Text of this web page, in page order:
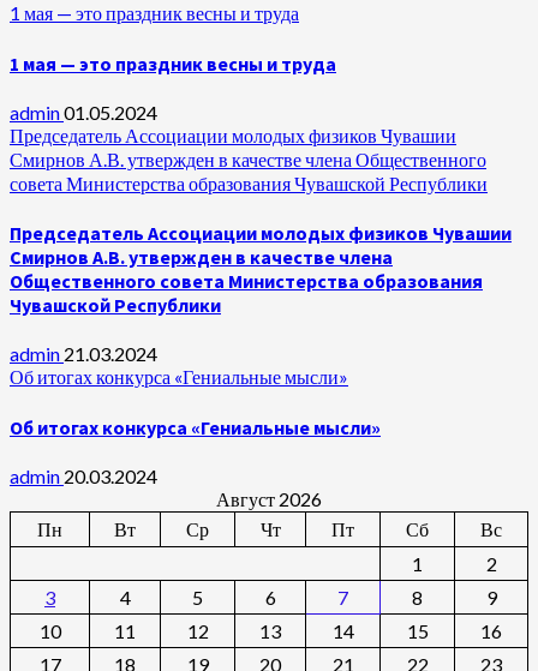
1 мая — это праздник весны и труда
1 мая — это праздник весны и труда
admin01.05.2024
Председатель Ассоциации молодых физиков Чувашии
Смирнов А.В. утвержден в качестве члена Общественного
совета Министерства образования Чувашской Республики
Председатель Ассоциации молодых физиков Чувашии
Смирнов А.В. утвержден в качестве члена
Общественного совета Министерства образования
Чувашской Республики
admin 21.03.2024
Об итогах конкурса «Гениальные мысли»
Об итогах конкурса «Гениальные мысли»
admin 20.03.2024
Август 2026
Пн
Вт Ср Чт Пт Сб
Вс
1
2
3
4 5 6 7 8
9
10
11 12 13 14 15
16
17
18 19 20 21 22
23